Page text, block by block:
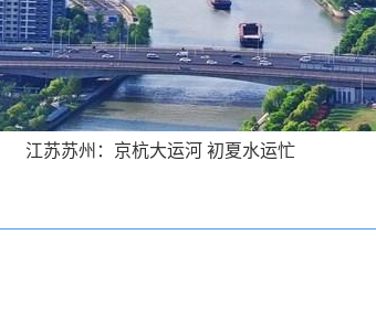
江苏苏州：京杭大运河 初夏水运忙